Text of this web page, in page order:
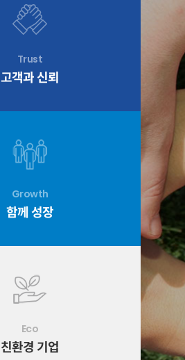
Trust
고객과 신뢰
Growth
함께 성장
Eco
친환경 기업